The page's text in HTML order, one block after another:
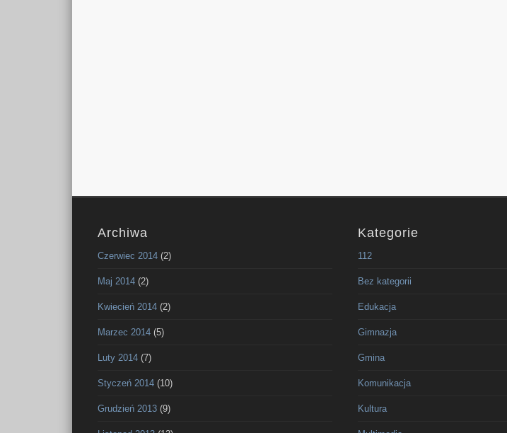
Archiwa
Czerwiec 2014 (2)
Maj 2014 (2)
Kwiecień 2014 (2)
Marzec 2014 (5)
Luty 2014 (7)
Styczeń 2014 (10)
Grudzień 2013 (9)
Kategorie
112
Bez kategorii
Edukacja
Gimnazja
Gmina
Komunikacja
Kultura